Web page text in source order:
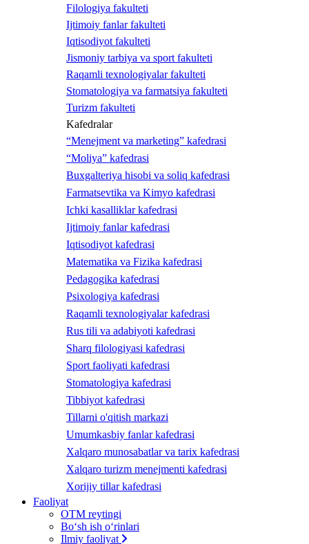
Filologiya fakulteti
Ijtimoiy fanlar fakulteti
Iqtisodiyot fakulteti
Jismoniy tarbiya va sport fakulteti
Raqamli texnologiyalar fakulteti
Stomatologiya va farmatsiya fakulteti
Turizm fakulteti
Kafedralar
“Menejment va marketing” kafedrasi
“Moliya” kafedrasi
Buxgalteriya hisobi va soliq kafedrasi
Farmatsevtika va Kimyo kafedrasi
Ichki kasalliklar kafedrasi
Ijtimoiy fanlar kafedrasi
Iqtisodiyot kafedrasi
Matematika va Fizika kafedrasi
Pedagogika kafedrasi
Psixologiya kafedrasi
Raqamli texnologiyalar kafedrasi
Rus tili va adabiyoti kafedrasi
Sharq filologiyasi kafedrasi
Sport faoliyati kafedrasi
Stomatologiya kafedrasi
Tibbiyot kafedrasi
Tillarni o'qitish markazi
Umumkasbiy fanlar kafedrasi
Xalqaro munosabatlar va tarix kafedrasi
Xalqaro turizm menejmenti kafedrasi
Xorijiy tillar kafedrasi
Faoliyat
OTM reytingi
Bo‘sh ish o‘rinlari
Ilmiy faoliyat